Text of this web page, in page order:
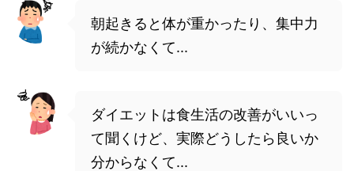
朝起きると体が重かったり、集中力
が続かなくて...
ダイエットは食生活の改善がいいっ
て聞くけど、実際どうしたら良いか
分からなくて...